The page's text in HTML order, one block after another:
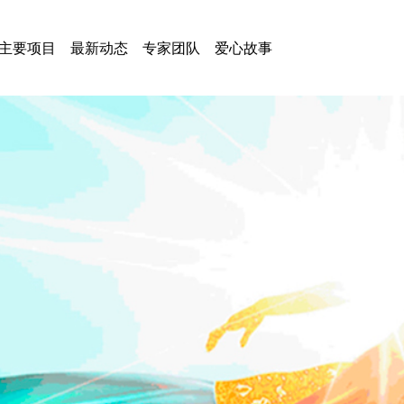
要项目 最新动态 专家团队 爱心故事